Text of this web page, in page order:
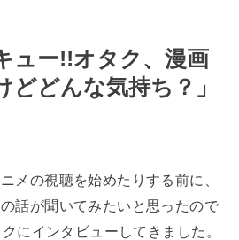
ュー!!オタク、漫画
どどんな気持ち？」
メの視聴を始めたりする前に、
話が聞いてみたいと思ったので
にインタビューしてきました。